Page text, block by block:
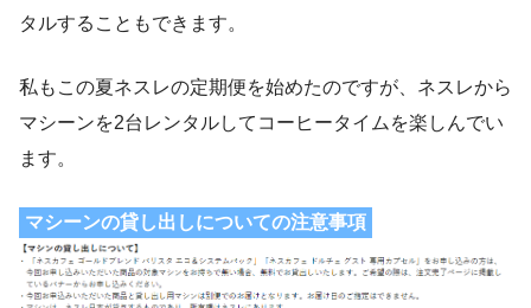
タルすることもできます。
私もこの夏ネスレの定期便を始めたのですが、ネスレから
マシーンを2台レンタルしてコーヒータイムを楽しんでい
ます。
マシーンの貸し出しについての注意事項